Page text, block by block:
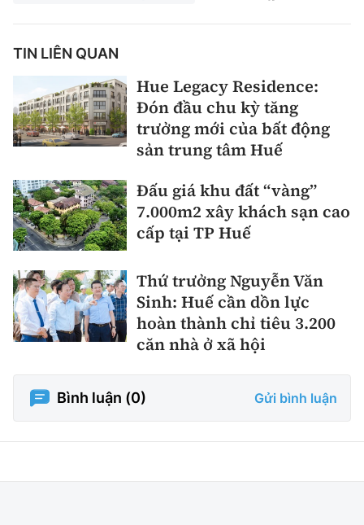
TIN LIÊN QUAN
Hue Legacy Residence:
Đón đầu chu kỳ tăng
trưởng mới của bất động
sản trung tâm Huế
Đấu giá khu đất “vàng”
7.000m2 xây khách sạn cao
cấp tại TP Huế
Thứ trưởng Nguyễn Văn
Sinh: Huế cần dồn lực
hoàn thành chỉ tiêu 3.200
căn nhà ở xã hội
Bình luận (0) Gửi bình luận